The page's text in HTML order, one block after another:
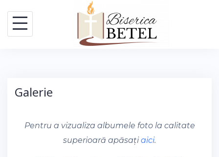
content
Galerie
Pentru a vizualiza albumele foto la calitate
superioară apăsațiaici.